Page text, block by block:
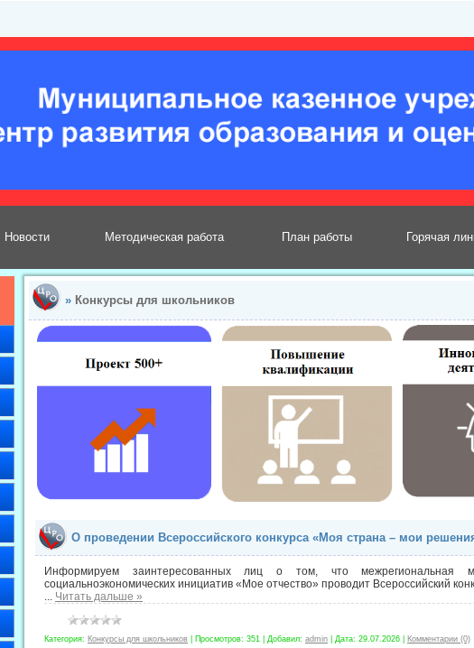
Новости Методическая работа План работы Горячая
» Конкурсы для школьников
О проведении Всероссийского конкурса «Моя страна – мои
Информируем заинтересованных лиц о том, что межрегиональная
социальноэкономических инициатив «Мое отчество» проводит Всероссийский
... Читать дальше »
Категория: Конкурсы для школьников Просмотров: 351 Добавил: admin Дата: 29.07.2026 Комментарии (0)